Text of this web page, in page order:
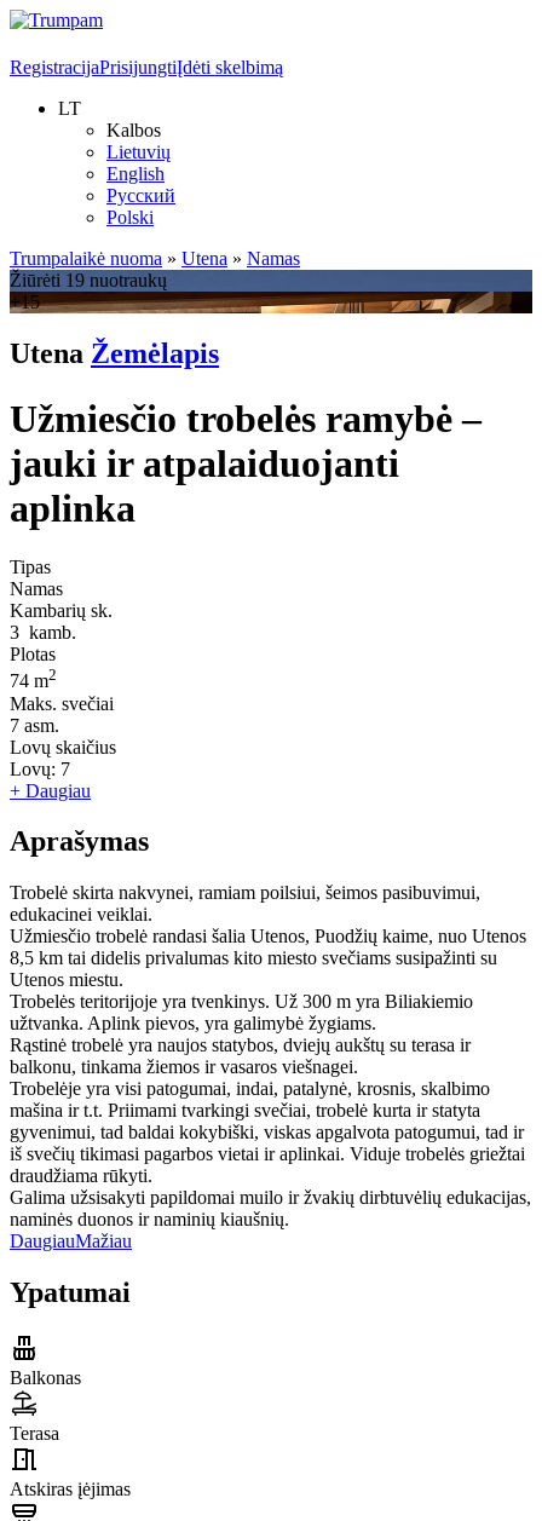
RegistracijaPrisijungtiĮdėti skelbimą
LT
Kalbos
Lietuvių
English
Русский
Polski
Trumpalaikė nuoma » Utena » Namas
Žiūrėti 19 nuotraukų
+15
Utena Žemėlapis
Užmiesčio trobelės ramybė –
jauki ir atpalaiduojanti
aplinka
Tipas
Namas
Kambarių sk.
3 kamb.
Plotas
74 m2
Maks. svečiai
7 asm.
Lovų skaičius
Lovų: 7
+ Daugiau
Aprašymas
Trobelė skirta nakvynei, ramiam poilsiui, šeimos pasibuvimui,
edukacinei veiklai.
Užmiesčio trobelė randasi šalia Utenos, Puodžių kaime, nuo Utenos
8,5 km tai didelis privalumas kito miesto svečiams susipažinti su
Utenos miestu.
Trobelės teritorijoje yra tvenkinys. Už 300 m yra Biliakiemio
užtvanka. Aplink pievos, yra galimybė žygiams.
Rąstinė trobelė yra naujos statybos, dviejų aukštų su terasa ir
balkonu, tinkama žiemos ir vasaros viešnagei.
Trobelėje yra visi patogumai, indai, patalynė, krosnis, skalbimo
mašina ir t.t. Priimami tvarkingi svečiai, trobelė kurta ir statyta
gyvenimui, tad baldai kokybiški, viskas apgalvota patogumui, tad ir
iš svečių tikimasi pagarbos vietai ir aplinkai. Viduje trobelės griežtai
draudžiama rūkyti.
Galima užsisakyti papildomai muilo ir žvakių dirbtuvėlių edukacijas,
naminės duonos ir naminių kiaušnių.
DaugiauMažiau
Ypatumai
Balkonas
Terasa
Atskiras įėjimas